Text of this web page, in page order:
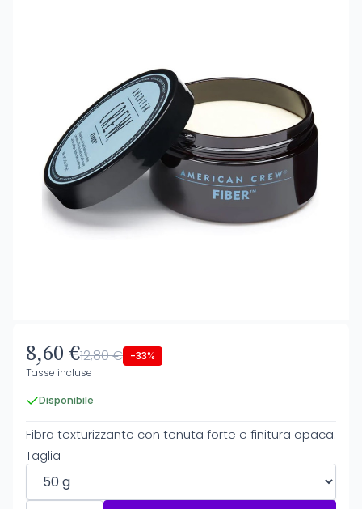
8,60 €12,80 € -33%
Tasse incluse
Disponibile
Fibra texturizzante con tenuta forte e finitura opaca.
Taglia